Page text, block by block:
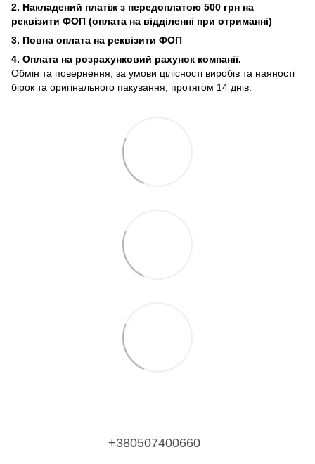
2. Накладений платіж з передоплатою 500 грн на
реквізити ФОП (оплата на відділенні при отриманні)
3. Повна оплата на реквізити ФОП
4. Оплата на розрахунковий рахунок компанії.
Обмін та повернення, за умови цілісності виробів та наяності
бірок та оригінального пакування, протягом 14 днів.
+380507400660